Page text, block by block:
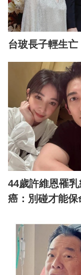
台玻長子輕生
44歲許維恩罹
癌：別碰才能保